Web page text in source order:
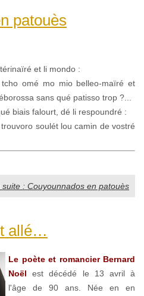
patouès
et li mondo :
omé mo mio belleo-maïré et
sans qué patisso trop ?...
biais falourt, dé li respoundré :
soulét lou camin de vostré
suite : Couyounnados en patouès
allé…
Le poète et romancier Bernard
Noël
est décédé le 13 avril à
l'âge de 90 ans. Née en en